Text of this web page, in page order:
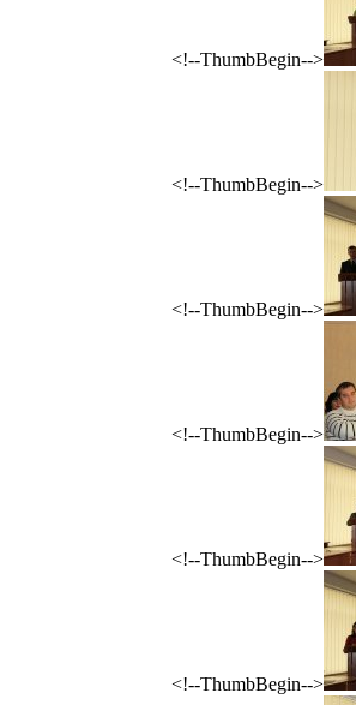
<!--ThumbBegin-->
<!--ThumbBegin-->
<!--ThumbBegin-->
<!--ThumbBegin-->
<!--ThumbBegin-->
<!--ThumbBegin-->